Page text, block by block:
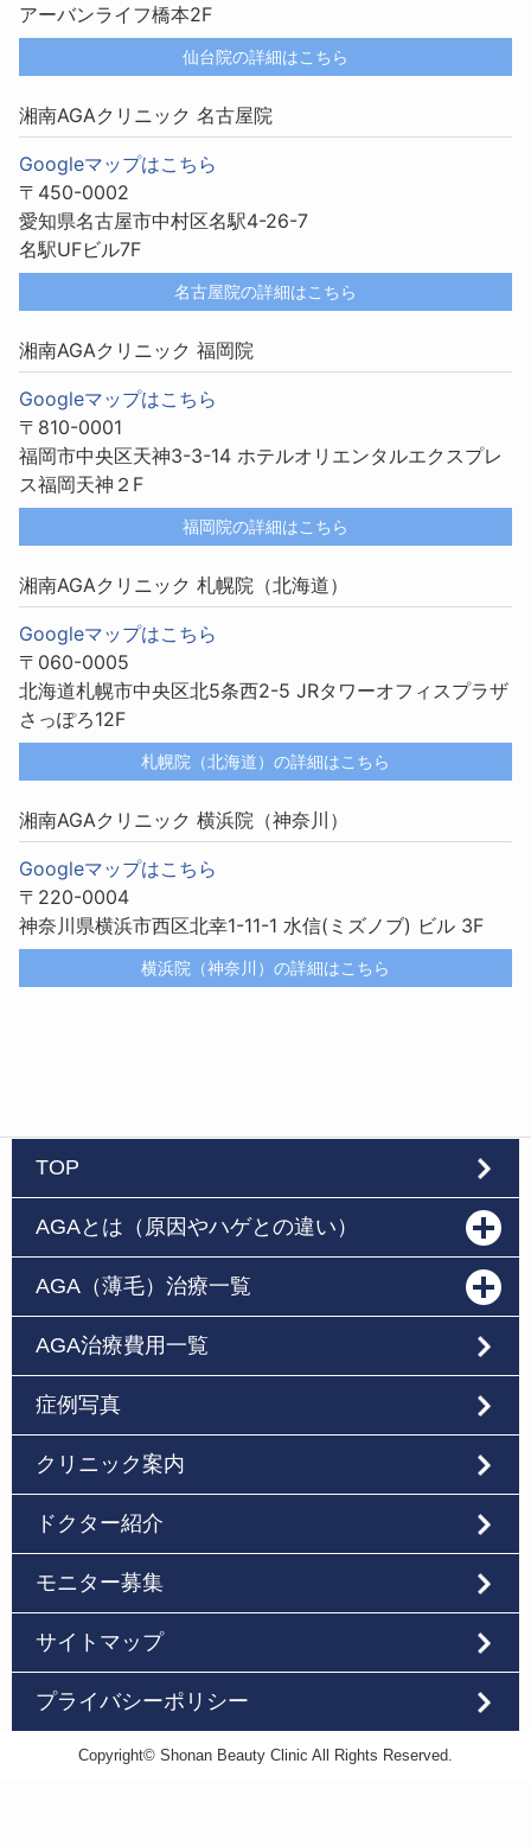
アーバンライフ橋本2F
仙台院の詳細はこちら
湘南AGAクリニック 名古屋院
Googleマップはこちら
〒450-0002
愛知県名古屋市中村区名駅4-26-7
名駅UFビル7F
名古屋院の詳細はこちら
湘南AGAクリニック 福岡院
Googleマップはこちら
〒810-0001
福岡市中央区天神3-3-14 ホテルオリエンタルエクスプレ
ス福岡天神２F
福岡院の詳細はこちら
湘南AGAクリニック 札幌院（北海道）
Googleマップはこちら
〒060-0005
北海道札幌市中央区北5条西2-5 JRタワーオフィスプラザ
さっぽろ12F
札幌院（北海道）の詳細はこちら
湘南AGAクリニック 横浜院（神奈川）
Googleマップはこちら
〒220-0004
神奈川県横浜市西区北幸1-11-1 水信(ミズノブ) ビル 3F
横浜院（神奈川）の詳細はこちら
TOP
AGAとは（原因やハゲとの違い）
AGA（薄毛）治療一覧
AGA治療費用一覧
症例写真
クリニック案内
ドクター紹介
モニター募集
サイトマップ
プライバシーポリシー
Copyright© Shonan Beauty Clinic All Rights Reserved.